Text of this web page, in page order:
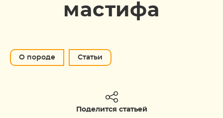
мастифа
О породе Статьи
Поделится статьей